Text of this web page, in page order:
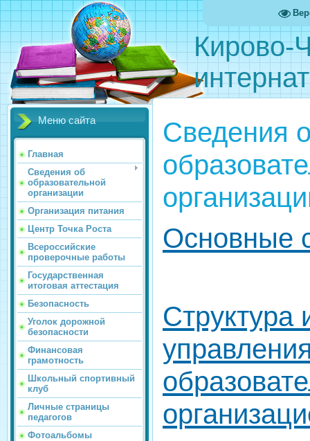
Кирово-
интернат
Меню сайта
Главная
Сведения об
образовательной
организации
Организация питания
Центр Точка Роста
Всероссийские
проверочные работы
Государственная
итоговая аттестация
Безопасность
Уголок дорожной
безопасности
Финансовая
грамотность
Школьный спортивный
клуб
Личные страницы
педагогов
Фотоальбомы
Сведения
Основные
Структура